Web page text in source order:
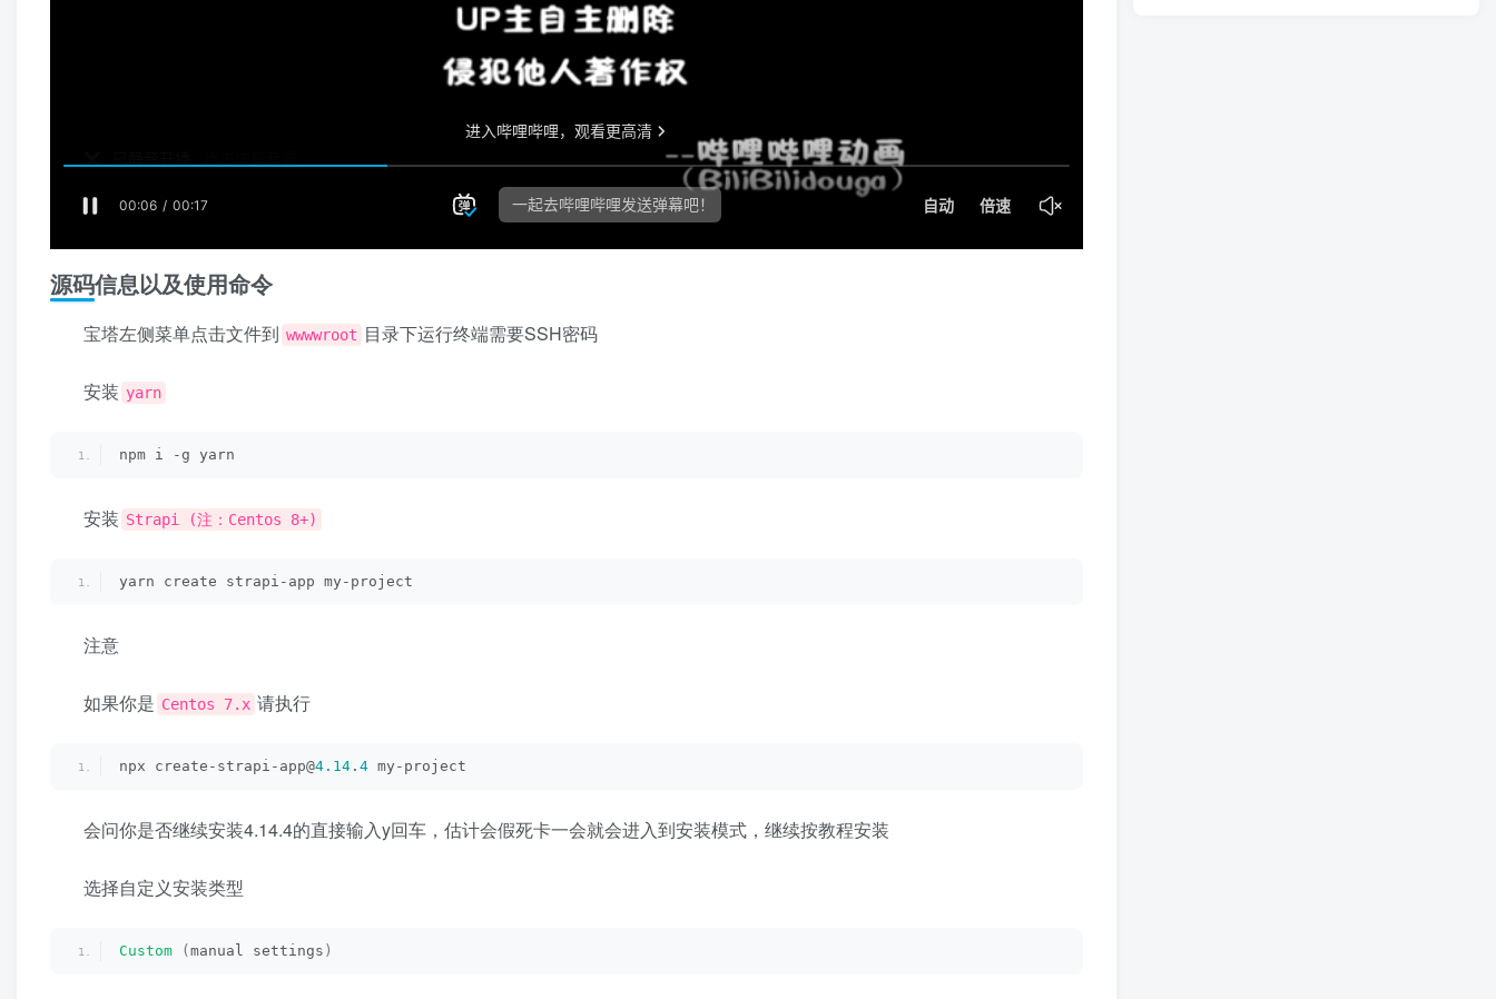
源码信息以及使用命令
宝塔左侧菜单点击文件到 wwwwroot 目录下运行终端需要SSH密码
安装 yarn
npm i -g yarn
安装 Strapi (注：Centos 8+)
yarn create strapi-app my-project
注意
如果你是 Centos 7.x 请执行
npx create-strapi-app@4.14 . 4 my-project
会问你是否继续安装4.14.4的直接输入y回车，估计会假死卡一会就会进入到安装模式，继续按教程安装
选择自定义安装类型
Custom (manual settings )